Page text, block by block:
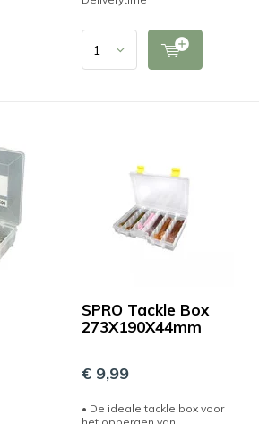
SPRO Tackle Box
273X190X44mm
€ 9,99
• De ideale tackle box voor